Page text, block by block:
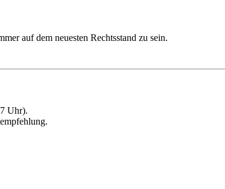
auf dem neuesten Rechtsstand zu sein.
Uhr).